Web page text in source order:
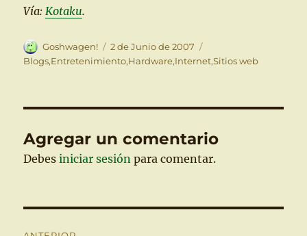
Vía: Kotaku.
Autor
Goshwagen!
Publicado
el
2 de Junio de 2007
Blogs,Entretenimiento,Hardware,Internet,Sitios web
Agregar un comentario
Debesiniciar sesión para comentar.